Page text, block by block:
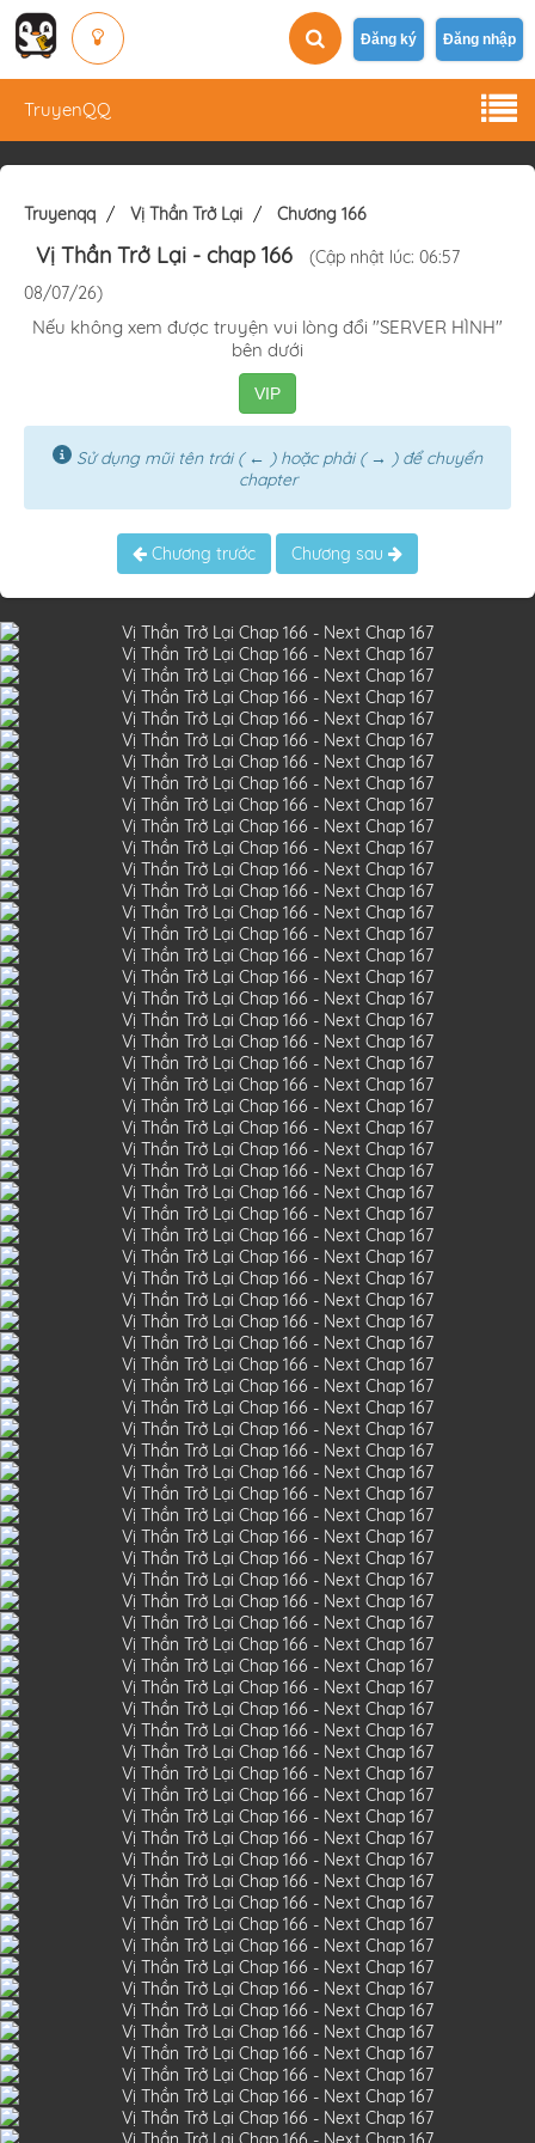
Đăng ký Đăng nhập
TruyenQQ
Truyenqq Vị Thần Trở Lại Chương 166
Vị Thần Trở Lại - chap 166
(Cập nhật lúc: 06:57
08/07/26)
Nếu không xem được truyện vui lòng đổi "SERVER HÌNH"
bên dưới
VIP
Sử dụng mũi tên trái ( ← ) hoặc phải ( → ) để chuyển
chapter
Chương trước Chương sau